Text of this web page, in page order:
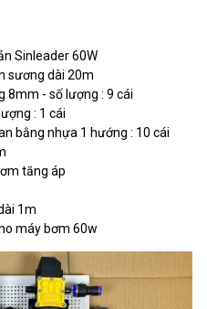
Sinleader 60W
sương dài 20m
8mm - số lượng : 9 cái
: 1 cái
bằng nhựa 1 hướng : 10 cái
tăng áp
1m
máy bơm 60w